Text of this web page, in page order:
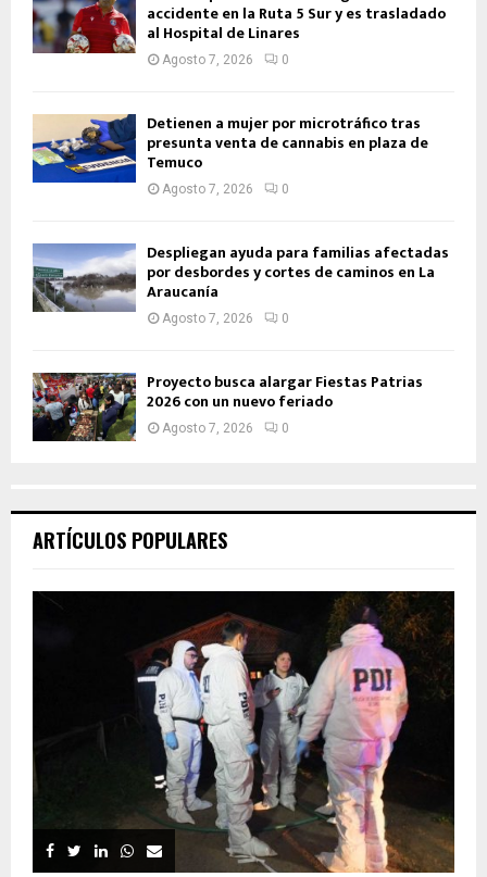
accidente en la Ruta 5 Sur y es trasladado
al Hospital de Linares
Agosto 7, 2026 0
Detienen a mujer por microtráfico tras
presunta venta de cannabis en plaza de
Temuco
Agosto 7, 2026 0
Despliegan ayuda para familias afectadas
por desbordes y cortes de caminos en La
Araucanía
Agosto 7, 2026 0
Proyecto busca alargar Fiestas Patrias
2026 con un nuevo feriado
Agosto 7, 2026 0
ARTÍCULOS POPULARES